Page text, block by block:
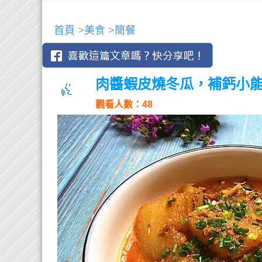
首頁 >美食 >簡餐
肉醬蝦皮燒冬瓜，補鈣小
觀看人數：48